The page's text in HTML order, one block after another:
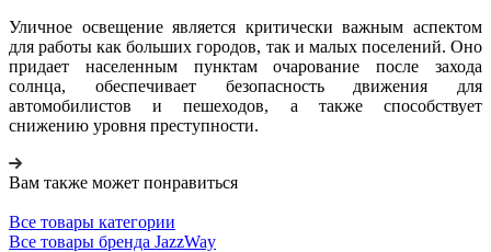
Уличное освещение является критически важным аспектом
для работы как больших городов, так и малых поселений. Оно
придает населенным пунктам очарование после захода
солнца, обеспечивает безопасность движения для
автомобилистов и пешеходов, а также способствует
снижению уровня преступности.
Вам также может понравиться
Все товары категории
Все товары бренда JazzWay